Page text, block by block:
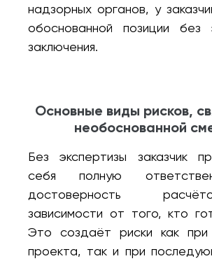
надзорных органов, у
обоснованной позиции без
заключения.
Основные виды рисков,
необоснованной
Без экспертизы заказчик
себя полную
достоверность
зависимости от того, кто
Это создаёт риски как при
проекта, так и при